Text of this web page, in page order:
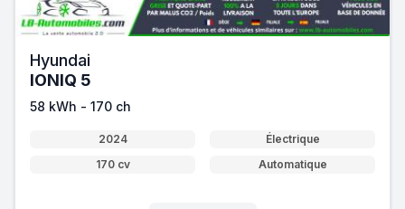
Hyundai
IONIQ 5
58 kWh - 170 ch
2024
Électrique
170 cv
Automatique